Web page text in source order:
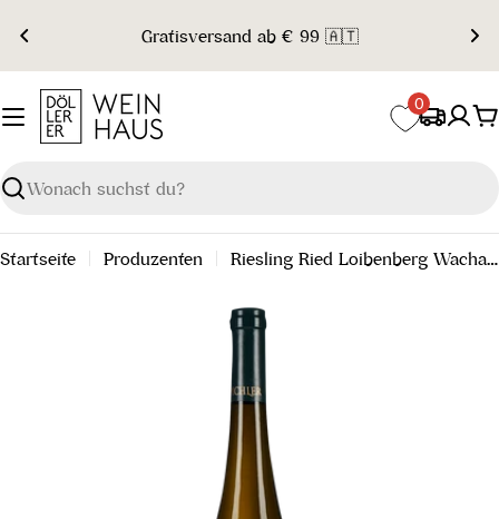
Inhalt
springen
Gratisversand ab € 99 🇦🇹
Suchen
0
Startseite Produzenten Riesling Ried Loibenberg Wachau DAC 2024